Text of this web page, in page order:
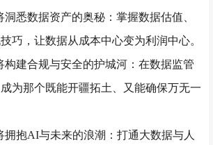
悉数据资产的奥秘： 掌握数据估值、
巧，让数据从成本中心变为利润中心。
建合规与安全的护城河： 在数据监管
为那个既能开疆拓土、又能确保万无一
拥抱AI与未来的浪潮： 打通大数据与人